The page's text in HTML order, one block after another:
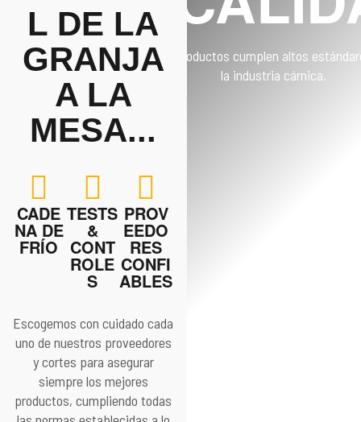
L DE LA
GRANJA
A LA
MESA...
CADE
NA DE
FRÍO
TESTS
&
CONT
ROLE
S
PROV
EEDO
RES
CONFI
ABLES
Escogemos con cuidado cada
uno de nuestros proveedores
y cortes para asegurar
siempre los mejores
productos, cumpliendo todas
Nuestros productos cumplen altos
la industria cárnica.